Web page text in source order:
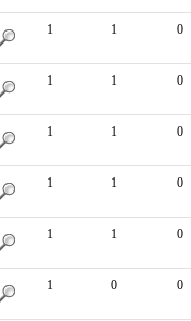
1 1 0
1 1 0
1 1 0
1 1 0
1 1 0
1 0 0